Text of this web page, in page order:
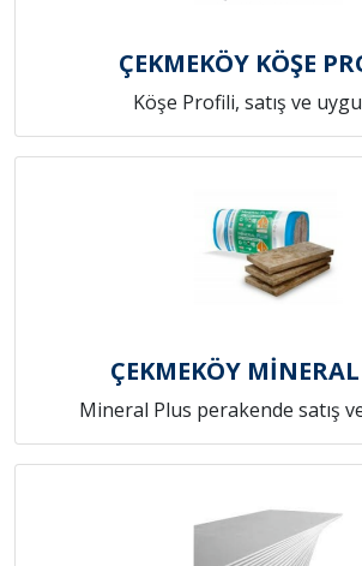
ÇEKMEKÖY KÖŞE
Köşe Profili, satış ve
ÇEKMEKÖY
Mineral Plus perakende satış